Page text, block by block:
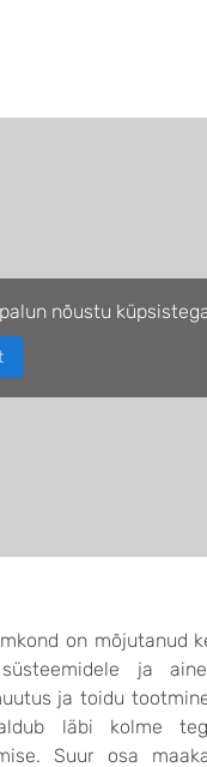
nõustu
on mõjutanud
ja
ja toidu
läbi kolme
Suur osa